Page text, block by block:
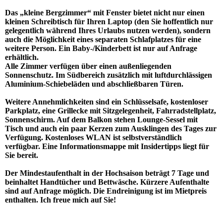
Das „kleine Bergzimmer“ mit Fenster bietet nicht nur einen
kleinen Schreibtisch für Ihren Laptop (den Sie hoffentlich nur
gelegentlich während Ihres Urlaubs nutzen werden), sondern
auch die Möglichkeit eines separaten Schlafplatzes für eine
weitere Person. Ein Baby-/Kinderbett ist nur auf Anfrage
erhältlich.
Alle Zimmer verfügen über einen außenliegenden
Sonnenschutz. Im Südbereich zusätzlich mit luftdurchlässigen
Aluminium-Schiebeläden und abschließbaren Türen.
Weitere Annehmlichkeiten sind ein Schlüsselsafe, kostenloser
Parkplatz, eine Grillecke mit Sitzgelegenheit, Fahrradstellplatz,
Sonnenschirm. Auf dem Balkon stehen Lounge-Sessel mit
Tisch und auch ein paar Kerzen zum Ausklingen des Tages zur
Verfügung. Kostenloses WLAN ist selbstverständlich
verfügbar. Eine Informationsmappe mit Insidertipps liegt für
Sie bereit.
Der Mindestaufenthalt in der Hochsaison beträgt 7 Tage und
beinhaltet Handtücher und Bettwäsche. Kürzere Aufenthalte
sind auf Anfrage möglich. Die Endreinigung ist im Mietpreis
enthalten. Ich freue mich auf Sie!